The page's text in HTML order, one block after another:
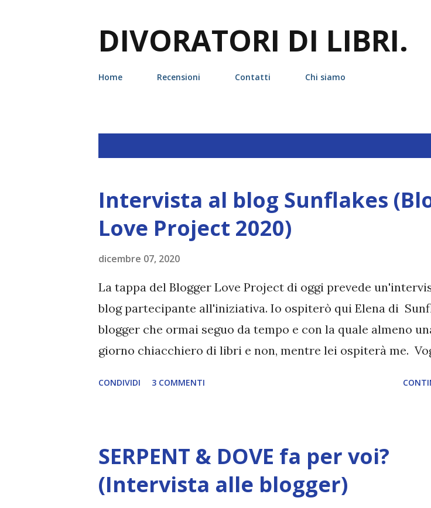
DIVORATORI DI LIBRI.
Home Recensioni Contatti Chi siamo
Intervista al blog Sunflakes
Love Project 2020)
dicembre 07, 2020
La tappa del Blogger Love Project di oggi prevede
blog partecipante all'iniziativa. Io ospiterò qui Elena di
blogger che ormai seguo da tempo e con la quale almeno
giorno chiacchiero di libri e non, mentre lei ospiterà me.
anche parlare di argomenti inerenti al mondo dei libri e della
community. Ho già una lista di persone contattare, però nel
foste interessati ad un'intervista, vi lascio un modulo da
CONDIVIDI 3 COMMENTI
SERPENT & DOVE fa per voi?
(Intervista alle blogger)